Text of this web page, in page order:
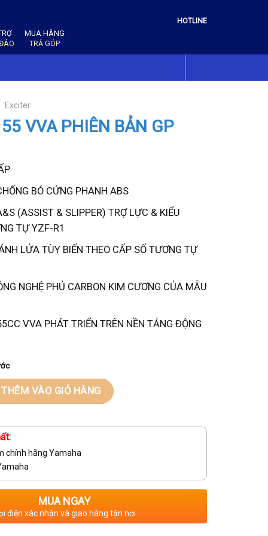
MUA HÀNG
TRẢ GÓP
HOTLINE
Exciter
VVA PHIÊN BẢN GP
₫.
BÓ CỨNG PHANH ABS
(ASSIST & SLIPPER) TRỢ LỰC & KIỂU
TỰ YZF-R1
LỬA TÙY BIẾN THEO CẤP SỐ TƯƠNG TỰ
NGHỆ PHỦ CARBON KIM CƯƠNG CỦA MẪU
VVA PHÁT TRIỂN TRÊN NỀN TẢNG ĐỘNG
THÊM VÀO GIỎ HÀNG
chính hãng Yamaha
MUA NGAY
điện xác nhận và giao hàng tận nơi